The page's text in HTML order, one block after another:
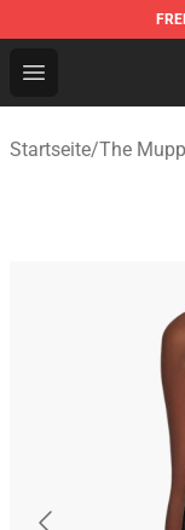
Open menu
The Muppets
Startseite/The